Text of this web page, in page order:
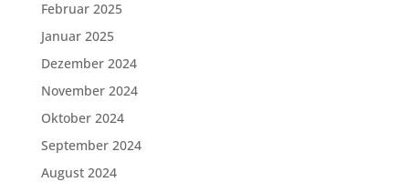
Februar 2025
Januar 2025
Dezember 2024
November 2024
Oktober 2024
September 2024
August 2024